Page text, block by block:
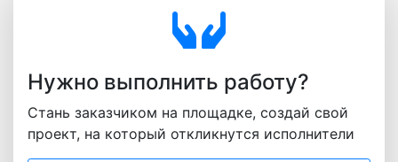
Нужно выполнить работу?
Стань заказчиком на площадке, создай свой
проект, на который откликнутся исполнители